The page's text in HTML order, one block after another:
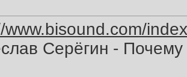
www.bisound.com/
Серёгин -